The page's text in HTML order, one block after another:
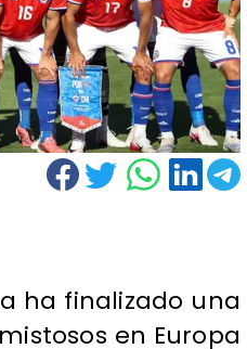
ha finalizado una
en Europa